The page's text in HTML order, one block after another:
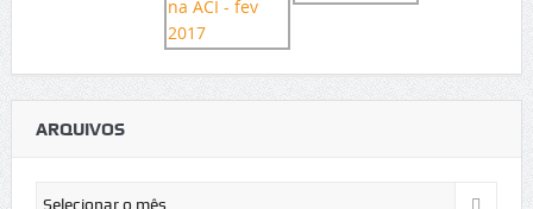
ARQUIVOS
Arquivos